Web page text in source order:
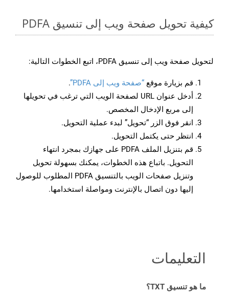
كيفية تحويل صفحة ويب إلى تنسيق PDFA
لتحويل صفحة ويب إلى تنسيق PDFA، اتبع الخطوات التالية:
قم بزيارة موقع “صفحة ويب إلى PDFA”
.
أدخل عنوان URL لصفحة الويب التي ترغب في تحويلها
إلى مربع الإدخال المخصص.
انقر فوق الزر “تحويل” لبدء عملية التحويل.
انتظر حتى يكتمل التحويل.
قم بتنزيل الملف PDFA على جهازك بمجرد انتهاء
التحويل. باتباع هذه الخطوات، يمكنك بسهولة تحويل
وتنزيل صفحات الويب بالتنسيق PDFA المطلوب للوصول
إليها دون اتصال بالإنترنت ومواصلة استخدامها.
التعليمات
ما هو تنسيق TXT؟